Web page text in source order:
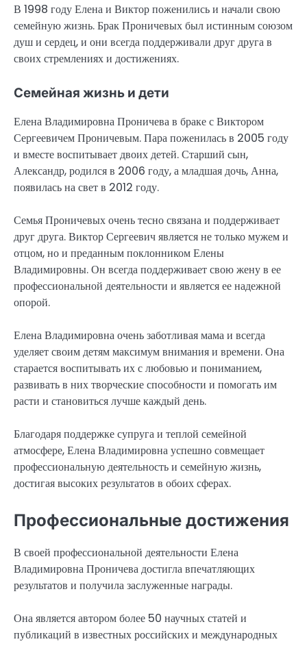
В 1998 году Елена и Виктор поженились и начали свою
семейную жизнь. Брак Проничевых был истинным союзом
душ и сердец, и они всегда поддерживали друг друга в
своих стремлениях и достижениях.
Семейная жизнь и дети
Елена Владимировна Проничева в браке с Виктором
Сергеевичем Проничевым. Пара поженилась в 2005 году
и вместе воспитывает двоих детей. Старший сын,
Александр, родился в 2006 году, а младшая дочь, Анна,
появилась на свет в 2012 году.
Семья Проничевых очень тесно связана и поддерживает
друг друга. Виктор Сергеевич является не только мужем и
отцом, но и преданным поклонником Елены
Владимировны. Он всегда поддерживает свою жену в ее
профессиональной деятельности и является ее надежной
опорой.
Елена Владимировна очень заботливая мама и всегда
уделяет своим детям максимум внимания и времени. Она
старается воспитывать их с любовью и пониманием,
развивать в них творческие способности и помогать им
расти и становиться лучше каждый день.
Благодаря поддержке супруга и теплой семейной
атмосфере, Елена Владимировна успешно совмещает
профессиональную деятельность и семейную жизнь,
достигая высоких результатов в обоих сферах.
Профессиональные достижения
В своей профессиональной деятельности Елена
Владимировна Проничева достигла впечатляющих
результатов и получила заслуженные награды.
Она является автором более 50 научных статей и
публикаций в известных российских и международных